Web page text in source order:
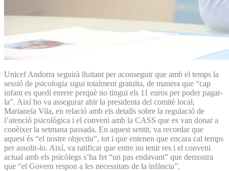
Unicef Andorra seguirà lluitant per aconseguir que amb el temps la
sessió de psicologia sigui totalment gratuïta, de manera que “cap
infant es quedi enrere perquè no tingui els 11 euros per poder pagar-
la”. Així ho va assegurar ahir la presidenta del comitè local,
Marianela Vila, en relació amb els detalls sobre la regulació de
l’atenció psicològica i el conveni amb la CASS que es van donar a
conèixer la setmana passada. En aquest sentit, va recordar que
aquest és “el nostre objectiu”, tot i que entenen que encara cal temps
per assolir-lo. Així, va ratificar que entre no tenir res i el conveni
actual amb els psicòlegs s’ha fet “un pas endavant” que demostra
que “el Govern respon a les necessitats de la infància”.